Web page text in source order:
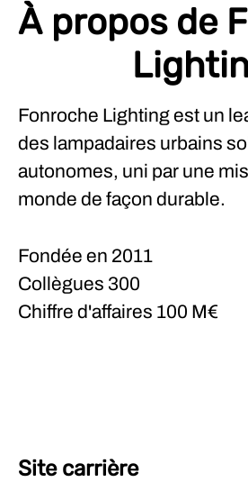
À propos de
Fonroche Lighting est un
des lampadaires urbains
autonomes, uni par une
monde de façon durable.
Fondée en 2011
Collègues 300
Chiffre d'affaires 100 M€
Site carrière